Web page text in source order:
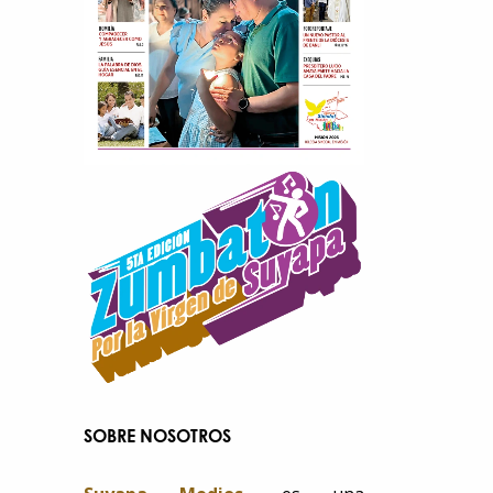
SOBRE NOSOTROS